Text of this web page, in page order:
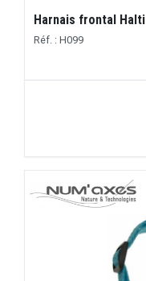
Harnais frontal Halti
Réf. : H099